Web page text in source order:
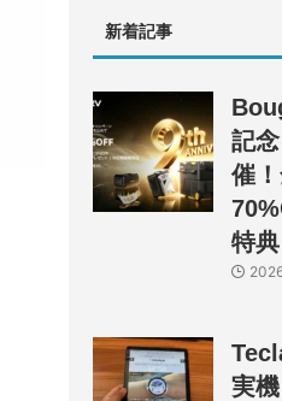
新着記事
記
催
特
実機